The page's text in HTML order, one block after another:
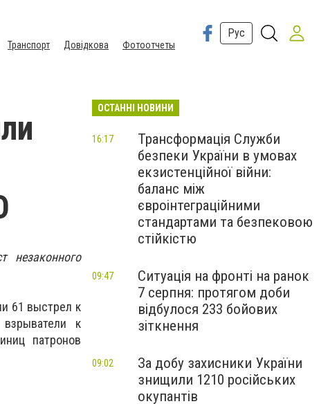
Транспорт Довідкова Фотоотчеты
Рус
незаконного
61 выстрел к
к
патронов
ОСТАННІ НОВИНИ
Трансформація Служби
безпеки України в умовах
екзистенційної війни:
баланс між
євроінтеграційними
стандартами та безпековою
стійкістю
16:17
Ситуація на фронті на ранок
7 серпня: протягом доби
відбулося 233 бойових
зіткнення
09:47
За добу захисники України
знищили 1210 російських
окупантів
09:02